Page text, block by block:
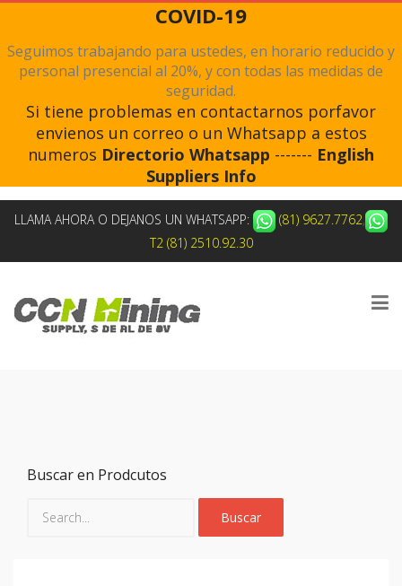
COVID-19
Seguimos trabajando para ustedes, en horario reducido y
personal presencial al 20%, y con todas las medidas de
seguridad.
Si tiene problemas en contactarnos porfavor
envienos un correo o un Whatsapp a estos
numeros Directorio Whatsapp ------- English
Suppliers Info
LLAMA AHORA O DEJANOS UN WHATSAPP: (81) 9627.7762,
T2 (81) 2510.92.30
Buscar en Prodcutos